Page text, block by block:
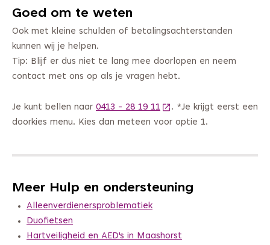
Goed om te weten
Ook met kleine schulden of betalingsachterstanden
kunnen wij je helpen.
Tip: Blijf er dus niet te lang mee doorlopen en neem
contact met ons op als je vragen hebt.
Je kunt bellen naar 0413 - 28 19 11 (Deze link gaat naar
. *Je krijgt eerst een
doorkies menu. Kies dan meteen voor optie 1.
Meer Hulp en ondersteuning
Alleenverdienersproblematiek
Duofietsen
Hartveiligheid en AED's in Maashorst